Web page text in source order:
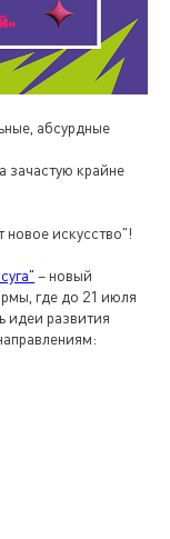
абсурдные
зачастую крайне
искусство"!
– новый
где до 21 июля
идеи развития